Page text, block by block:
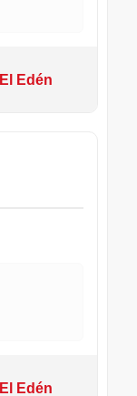
Edén
Edén